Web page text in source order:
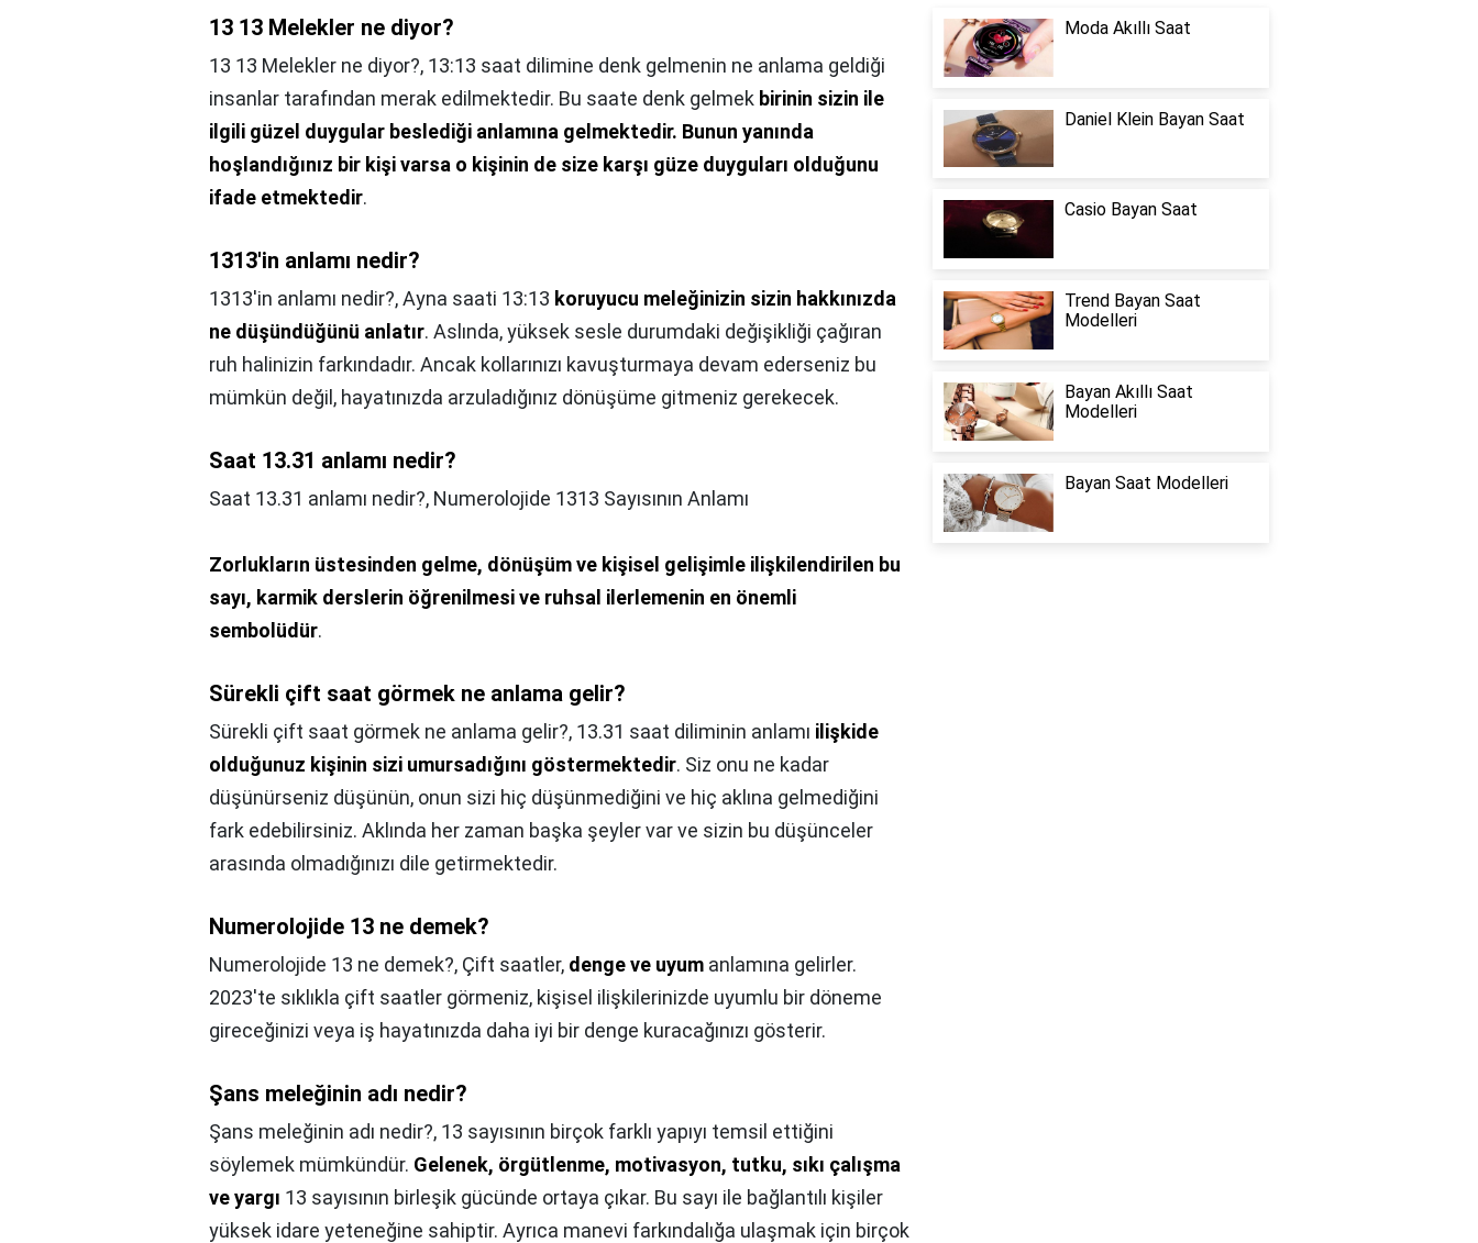
13 13 Melekler ne diyor?
13 13 Melekler ne diyor?, 13:13 saat dilimine denk gelmenin ne anlama geldiği
insanlar tarafından merak edilmektedir. Bu saate denk gelmek birinin sizin ile
ilgili güzel duygular beslediği anlamına gelmektedir. Bunun yanında
hoşlandığınız bir kişi varsa o kişinin de size karşı güze duyguları olduğunu
ifade etmektedir.
1313'in anlamı nedir?
1313'in anlamı nedir?,Ayna saati 13:13 koruyucu meleğinizin sizin hakkınızda
ne düşündüğünü anlatır. Aslında, yüksek sesle durumdaki değişikliği çağıran
ruh halinizin farkındadır. Ancak kollarınızı kavuşturmaya devam ederseniz bu
mümkün değil, hayatınızda arzuladığınız dönüşüme gitmeniz gerekecek.
Saat 13.31 anlamı nedir?
Saat 13.31 anlamı nedir?, Numerolojide 1313 Sayısının Anlamı
Zorlukların üstesinden gelme, dönüşüm ve kişisel gelişimle ilişkilendirilen bu
sayı, karmik derslerin öğrenilmesi ve ruhsal ilerlemenin en önemli
sembolüdür.
Sürekli çift saat görmek ne anlama gelir?
Sürekli çift saat görmek ne anlama gelir?, 13.31 saat diliminin anlamı ilişkide
olduğunuz kişinin sizi umursadığını göstermektedir. Siz onu ne kadar
düşünürseniz düşünün, onun sizi hiç düşünmediğini ve hiç aklına gelmediğini
fark edebilirsiniz. Aklında her zaman başka şeyler var ve sizin bu düşünceler
arasında olmadığınızı dile getirmektedir.
Numerolojide 13 ne demek?
Numerolojide 13 ne demek?, Çift saatler, denge ve uyum anlamına gelirler.
2023'te sıklıkla çift saatler görmeniz, kişisel ilişkilerinizde uyumlu bir döneme
gireceğinizi veya iş hayatınızda daha iyi bir denge kuracağınızı gösterir.
Şans meleğinin adı nedir?
Şans meleğinin adı nedir?, 13 sayısının birçok farklı yapıyı temsil ettiğini
söylemek mümkündür. Gelenek, örgütlenme, motivasyon, tutku, sıkı çalışma
ve yargı 13 sayısının birleşik gücünde ortaya çıkar. Bu sayı ile bağlantılı kişiler
yüksek idare yeteneğine sahiptir. Ayrıca manevi farkındalığa ulaşmak için birçok
Moda Akıllı Saat
Daniel Klein Bayan Saat
Casio Bayan Saat
Trend Bayan Saat
Modelleri
Bayan Akıllı Saat
Modelleri
Bayan Saat Modelleri